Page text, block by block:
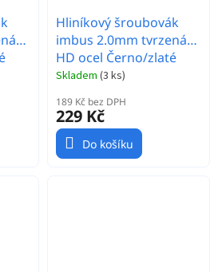
Hliníkový šroubovák
imbus 2.0mm tvrzená
HD ocel Černo/zlaté
Skladem (3 ks)
189 Kč bez DPH
229 Kč
Do košíku